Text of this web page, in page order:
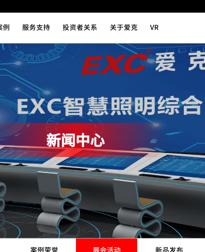
服务支持 投资者关系 关于爱克 VR
新闻中心